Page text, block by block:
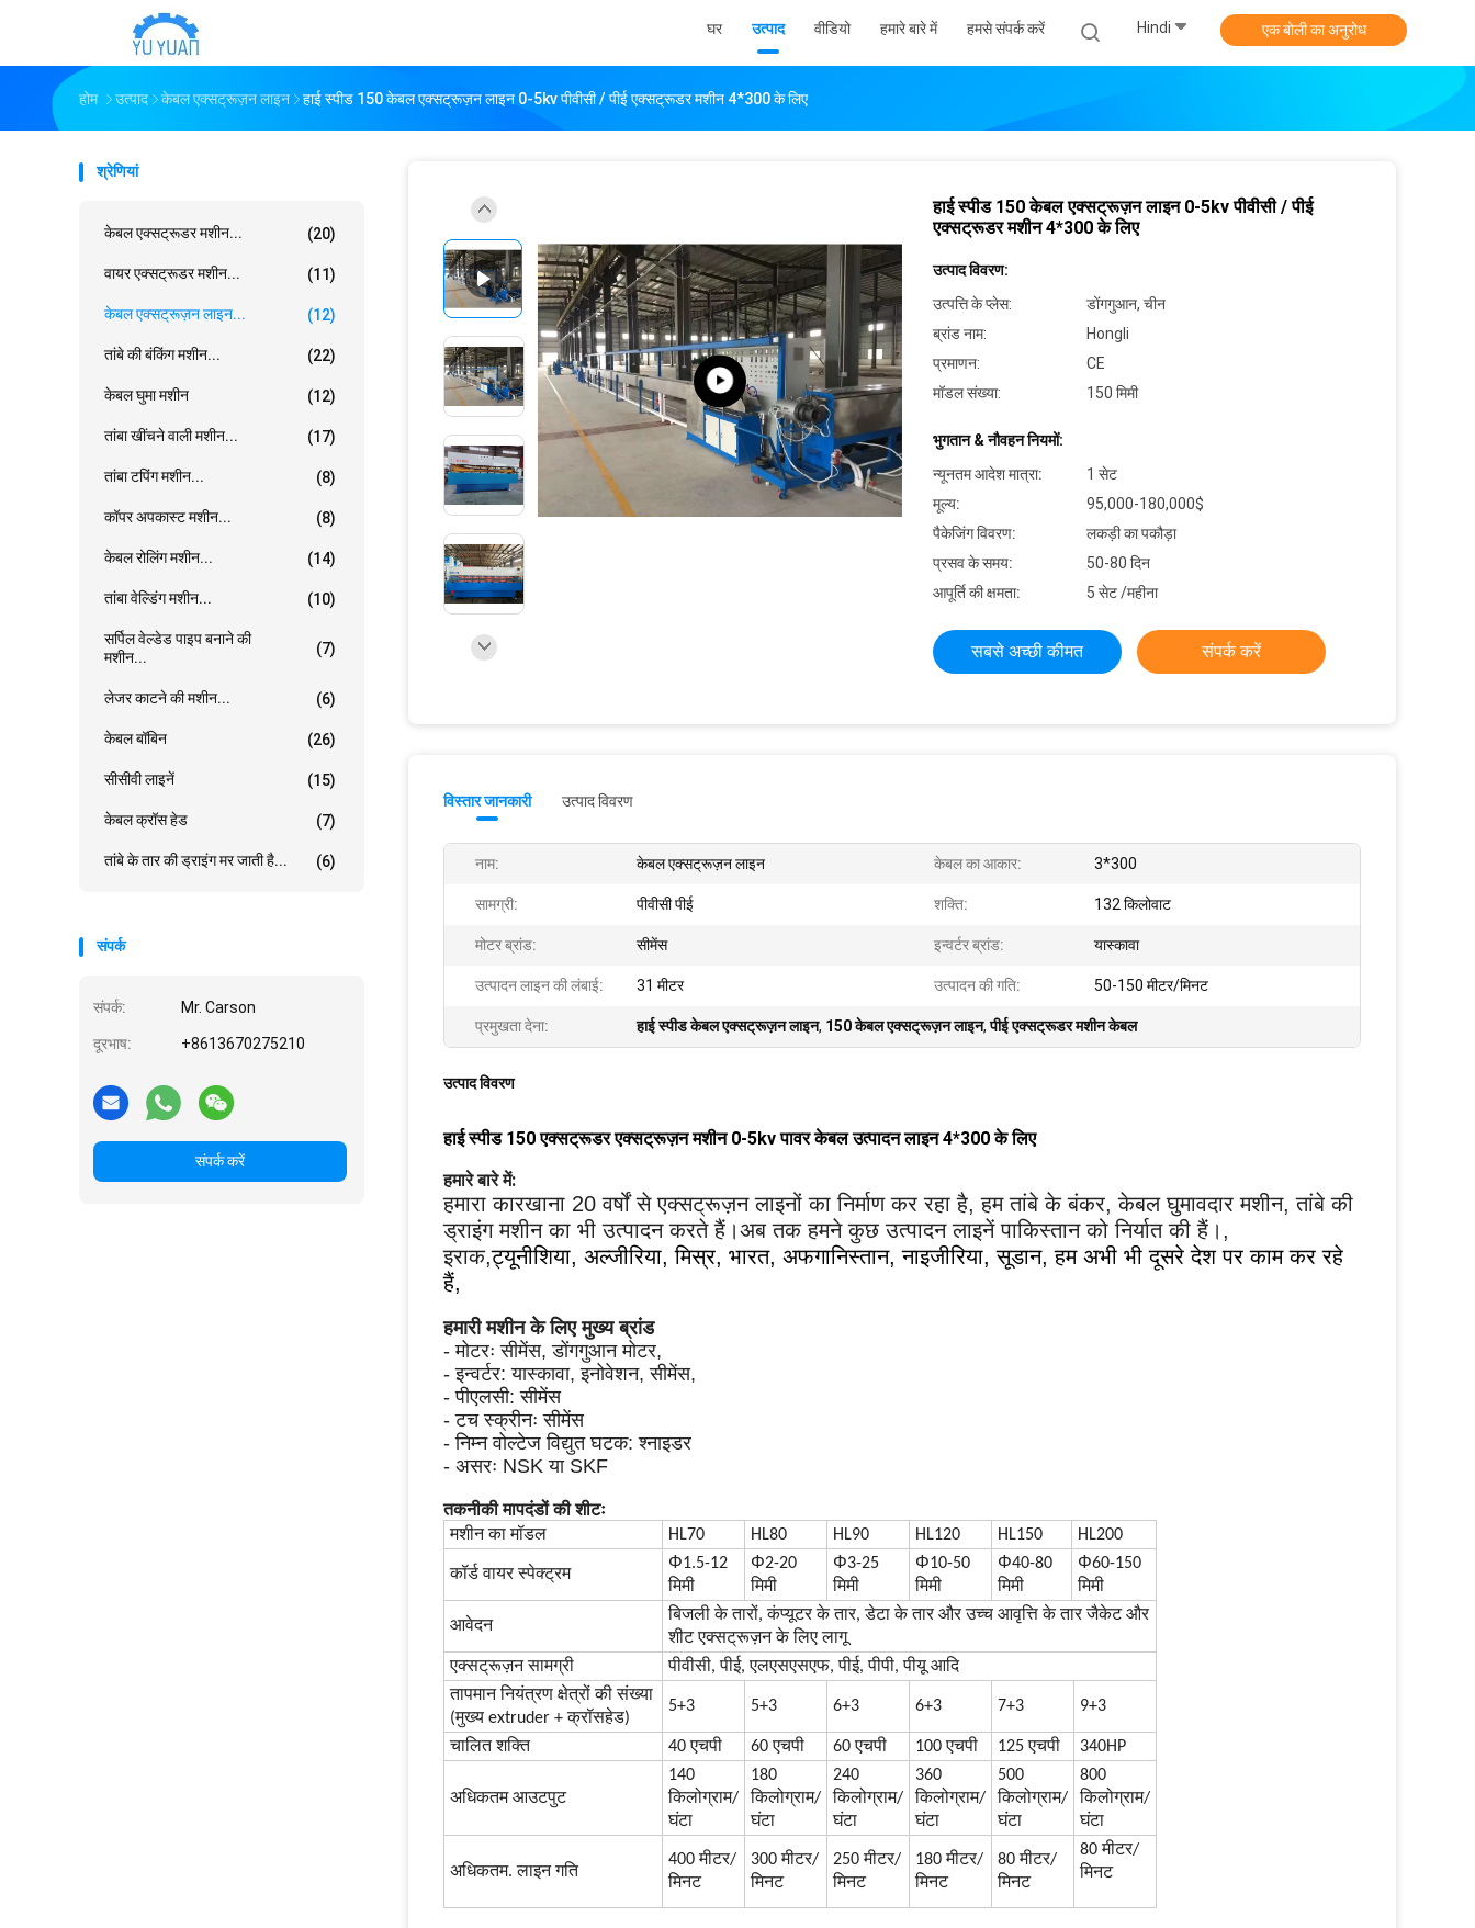
घर उत्पाद वीडियो हमारे बारे में हमसे संपर्क करें Hindi एक बोली का अनुरोध
होम उत्पाद केबल एक्सट्रूज़न लाइन हाई स्पीड 150 केबल एक्सट्रूज़न लाइन 0-5kv पीवीसी / पीई एक्सट्रूडर मशीन 4*300 के लिए
श्रेणियां
केबल एक्सट्रूडर मशीन... (20)
वायर एक्सट्रूडर मशीन... (11)
केबल एक्सट्रूज़न लाइन... (12)
तांबे की बंकिंग मशीन... (22)
केबल घुमा मशीन (12)
तांबा खींचने वाली मशीन... (17)
तांबा टपिंग मशीन... (8)
कॉपर अपकास्ट मशीन... (8)
केबल रोलिंग मशीन... (14)
तांबा वेल्डिंग मशीन... (10)
सर्पिल वेल्डेड पाइप बनाने की
मशीन...
(7)
लेजर काटने की मशीन... (6)
केबल बॉबिन (26)
सीसीवी लाइनें (15)
केबल क्रॉस हेड (7)
तांबे के तार की ड्राइंग मर जाती है... (6)
संपर्क
संपर्क: Mr. Carson
दूरभाष: +8613670275210
संपर्क करें
हाई स्पीड 150 केबल एक्सट्रूज़न लाइन 0-5kv पीवीसी / पीई
एक्सट्रूडर मशीन 4*300 के लिए
उत्पाद विवरण:
उत्पत्ति के प्लेस:
डोंगगुआन, चीन
ब्रांड नाम:
Hongli
प्रमाणन:
CE
मॉडल संख्या:
150 मिमी
भुगतान & नौवहन नियमों:
न्यूनतम आदेश मात्रा:
1 सेट
मूल्य:
95,000-180,000$
पैकेजिंग विवरण:
लकड़ी का पकौड़ा
प्रसव के समय:
50-80 दिन
आपूर्ति की क्षमता:
5 सेट /महीना
सबसे अच्छी कीमत संपर्क करें
विस्तार जानकारी उत्पाद विवरण
नाम: केबल एक्सट्रूज़न लाइन केबल का आकार: 3*300
सामग्री: पीवीसी पीई शक्ति: 132 किलोवाट
मोटर ब्रांड: सीमेंस इन्वर्टर ब्रांड: यास्कावा
उत्पादन लाइन की लंबाई: 31 मीटर उत्पादन की गति: 50-150 मीटर/मिनट
प्रमुखता देना: हाई स्पीड केबल एक्सट्रूज़न लाइन, 150 केबल एक्सट्रूज़न लाइन,पीई एक्सट्रूडर मशीन केबल
उत्पाद विवरण
हाई स्पीड 150 एक्सट्रूडर एक्सट्रूज़न मशीन 0-5kv पावर केबल उत्पादन लाइन 4*300 के लिए
हमारे बारे में:
हमारा कारखाना 20 वर्षों से एक्सट्रूज़न लाइनों का निर्माण कर रहा है, हम तांबे के बंकर, केबल घुमावदार मशीन, तांबे की
ड्राइंग मशीन का भी उत्पादन करते हैं।अब तक हमने कुछ उत्पादन लाइनें पाकिस्तान को निर्यात की हैं।,
इराक,ट्यूनीशिया, अल्जीरिया, मिस्र, भारत, अफगानिस्तान, नाइजीरिया, सूडान, हम अभी भी दूसरे देश पर काम कर रहे
हैं,
हमारी मशीन के लिए मुख्य ब्रांड
- मोटरः सीमेंस, डोंगगुआन मोटर,
- इन्वर्टर: यास्कावा, इनोवेशन, सीमेंस,
- पीएलसी: सीमेंस
- टच स्क्रीनः सीमेंस
- निम्न वोल्टेज विद्युत घटक: श्नाइडर
- असरः NSK या SKF
तकनीकी मापदंडों की शीटः
मशीन का मॉडल HL70 HL80 HL90 HL120 HL150 HL200
कॉर्ड वायर स्पेक्ट्रम
Φ1.5-12
मिमी
Φ2-20
मिमी
Φ3-25
मिमी
Φ10-50
मिमी
Φ40-80
मिमी
Φ60-150
मिमी
आवेदन
बिजली के तारों, कंप्यूटर के तार, डेटा के तार और उच्च आवृत्ति के तार जैकेट और
शीट एक्सट्रूज़न के लिए लागू
एक्सट्रूज़न सामग्री
पीवीसी, पीई, एलएसएसएफ, पीई, पीपी, पीयू आदि
तापमान नियंत्रण क्षेत्रों की संख्या
(मुख्य extruder + क्रॉसहेड)
5+3 5+3 6+3 6+3 7+3 9+3
चालित शक्ति 40 एचपी 60 एचपी 60 एचपी 100 एचपी 125 एचपी 340HP
अधिकतम आउटपुट
140
किलोग्राम/
घंटा
180
किलोग्राम/
घंटा
240
किलोग्राम/
घंटा
360
किलोग्राम/
घंटा
500
किलोग्राम/
घंटा
800
किलोग्राम/
घंटा
अधिकतम. लाइन गति
400 मीटर/
मिनट
300 मीटर/
मिनट
250 मीटर/
मिनट
180 मीटर/
मिनट
80 मीटर/
मिनट
80 मीटर/
मिनट